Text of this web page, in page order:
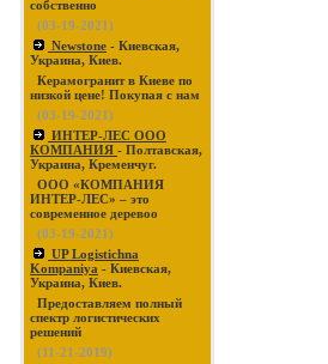
собственно
(03-19-2021)
Newstone - Киевская,
Украина, Киев.
Керамогранит в Киеве по
низкой цене! Покупая с нам
(03-19-2021)
ИНТЕР-ЛЕС ООО
КОМПАНИЯ - Полтавская,
Украина, Кременчуг.
ООО «КОМПАНИЯ
ИНТЕР-ЛЕС» – это
современное деревоо
(03-19-2021)
UP Logistichna
Kompaniya - Киевская,
Украина, Киев.
Предоставляем полный
спектр логистических
решений
(11-21-2019)